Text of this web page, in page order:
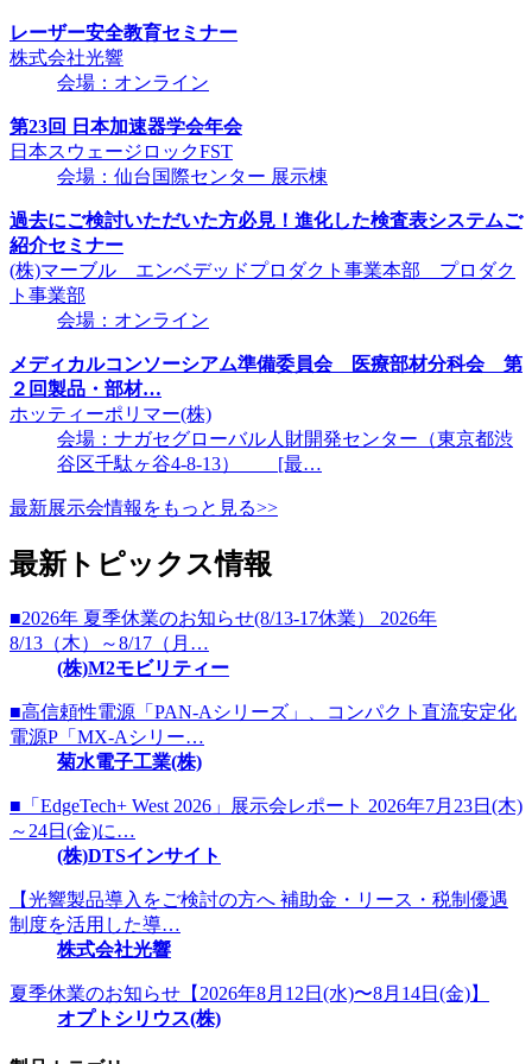
レーザー安全教育セミナー
株式会社光響
会場：オンライン
第23回 日本加速器学会年会
日本スウェージロックFST
会場：仙台国際センター 展示棟
過去にご検討いただいた方必見！進化した検査表システムご
紹介セミナー
(株)マーブル エンベデッドプロダクト事業本部 プロダク
ト事業部
会場：オンライン
メディカルコンソーシアム準備委員会 医療部材分科会 第
２回製品・部材…
ホッティーポリマー(株)
会場：ナガセグローバル人財開発センター（東京都渋
谷区千駄ヶ谷4-8-13） [最…
最新展示会情報をもっと見る>>
最新トピックス情報
■2026年 夏季休業のお知らせ(8/13-17休業） 2026年
8/13（木）～8/17（月…
(株)M2モビリティー
■高信頼性電源「PAN-Aシリーズ」、コンパクト直流安定化
電源P「MX-Aシリー…
菊水電子工業(株)
■「EdgeTech+ West 2026」展示会レポート 2026年7月23日(木)
～24日(金)に…
(株)DTSインサイト
【光響製品導入をご検討の方へ 補助金・リース・税制優遇
制度を活用した導…
株式会社光響
夏季休業のお知らせ【2026年8月12日(水)〜8月14日(金)】
オプトシリウス(株)